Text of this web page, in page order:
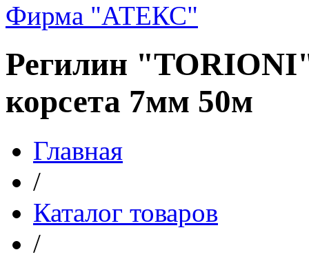
Фирма "АТЕКС"
Регилин
корсета 7мм 50м
Главная
/
Каталог товаров
/